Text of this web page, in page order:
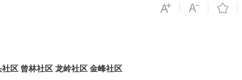
社区 曾林社区 龙岭社区 金峰社区